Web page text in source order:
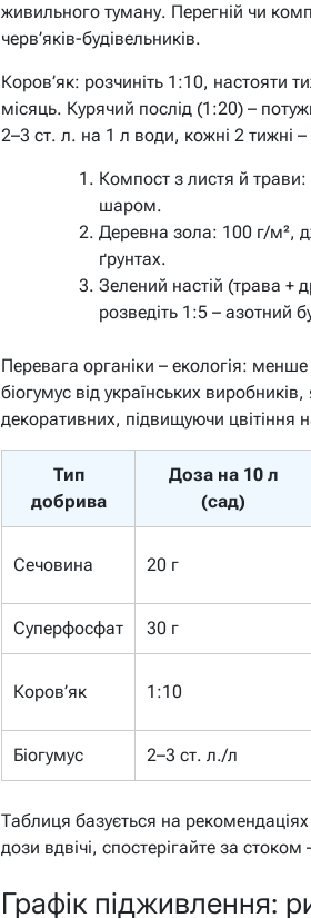
живильного туману. Перегній чи
черв’яків-будівельників.
Коров’як: розчиніть 1:10, настояти
місяць. Курячий послід (1:20) –
2–3 ст. л. на 1 л води, кожні 2 тижні
Компост з листя й
шаром.
Деревна зола: 100 г/м²,
ґрунтах.
Зелений настій (трава +
розведіть 1:5 – азотний
Перевага органіки – екологія:
біогумус від українських
декоративних, підвищуючи цвітіння
Тип
добрива
Доза на 10 л
(сад)
Сечовина 20 г
Суперфосфат 30 г
Коров’як 1:10
Біогумус 2–3 ст. л./л
Таблиця базується на
дози вдвічі, спостерігайте за
Графік підживлення: